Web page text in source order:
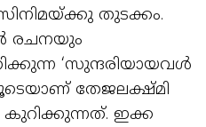
തുടക്കം.
രചനയും
‘സുന്ദരിയായവള്‍
തേജലക്ഷ്മി
കുറിക്കുന്നത്. ഇക്ക